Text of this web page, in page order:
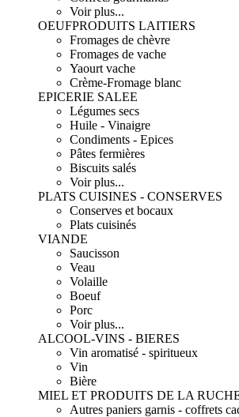
Voir plus...
OEUFPRODUITS LAITIERS
Fromages de chèvre
Fromages de vache
Yaourt vache
Crème-Fromage blanc
EPICERIE SALEE
Légumes secs
Huile - Vinaigre
Condiments - Epices
Pâtes fermières
Biscuits salés
Voir plus...
PLATS CUISINES - CONSERVES
Conserves et bocaux
Plats cuisinés
VIANDE
Saucisson
Veau
Volaille
Boeuf
Porc
Voir plus...
ALCOOL-VINS - BIERES
Vin aromatisé - spiritueux
Vin
Bière
MIEL ET PRODUITS DE LA
Autres paniers garnis - coffrets